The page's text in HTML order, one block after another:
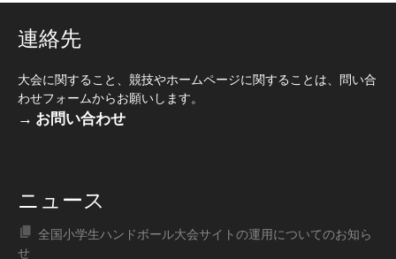
連絡先
大会に関すること、競技やホームページに関することは、問い合
わせフォームからお願いします。
→ お問い合わせ
ニュース
全国小学生ハンドボール大会サイトの運用についてのお知ら
せ